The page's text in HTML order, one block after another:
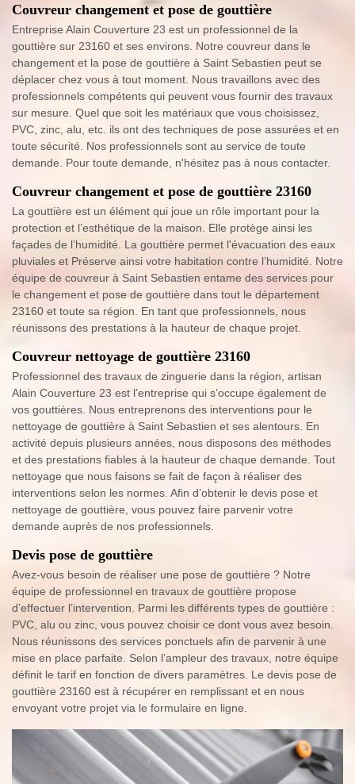
Couvreur changement et pose de gouttière
Entreprise Alain Couverture 23 est un professionnel de la
gouttière sur 23160 et ses environs. Notre couvreur dans le
changement et la pose de gouttière à Saint Sebastien peut se
déplacer chez vous à tout moment. Nous travaillons avec des
professionnels compétents qui peuvent vous fournir des travaux
sur mesure. Quel que soit les matériaux que vous choisissez,
PVC, zinc, alu, etc. ils ont des techniques de pose assurées et en
toute sécurité. Nos professionnels sont au service de toute
demande. Pour toute demande, n'hésitez pas à nous contacter.
Couvreur changement et pose de gouttière 23160
La gouttière est un élément qui joue un rôle important pour la
protection et l’esthétique de la maison. Elle protège ainsi les
façades de l’humidité. La gouttière permet l'évacuation des eaux
pluviales et Préserve ainsi votre habitation contre l’humidité. Notre
équipe de couvreur à Saint Sebastien entame des services pour
le changement et pose de gouttière dans tout le département
23160 et toute sa région. En tant que professionnels, nous
réunissons des prestations à la hauteur de chaque projet.
Couvreur nettoyage de gouttière 23160
Professionnel des travaux de zinguerie dans la région, artisan
Alain Couverture 23 est l’entreprise qui s’occupe également de
vos gouttières. Nous entreprenons des interventions pour le
nettoyage de gouttière à Saint Sebastien et ses alentours. En
activité depuis plusieurs années, nous disposons des méthodes
et des prestations fiables à la hauteur de chaque demande. Tout
nettoyage que nous faisons se fait de façon à réaliser des
interventions selon les normes. Afin d’obtenir le devis pose et
nettoyage de gouttière, vous pouvez faire parvenir votre
demande auprès de nos professionnels.
Devis pose de gouttière
Avez-vous besoin de réaliser une pose de gouttière ? Notre
équipe de professionnel en travaux de gouttière propose
d’effectuer l’intervention. Parmi les différents types de gouttière :
PVC, alu ou zinc, vous pouvez choisir ce dont vous avez besoin.
Nous réunissons des services ponctuels afin de parvenir à une
mise en place parfaite. Selon l’ampleur des travaux, notre équipe
définit le tarif en fonction de divers paramètres. Le devis pose de
gouttière 23160 est à récupérer en remplissant et en nous
envoyant votre projet via le formulaire en ligne.